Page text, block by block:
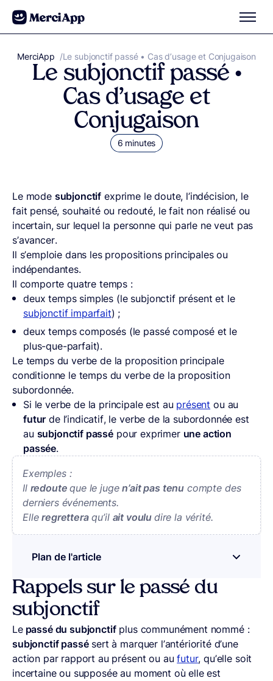
Aller au contenu
MerciApp correcteur orthographe
/Le subjonctif passé • Cas d’usage et Conjugaison
Le subjonctif passé •
Cas d’usage et
Conjugaison
6 minutes
Le mode subjonctif exprime le doute, l’indécision, le
fait pensé, souhaité ou redouté, le fait non réalisé ou
incertain, sur lequel la personne qui parle ne veut pas
s’avancer.
Il s’emploie dans les propositions principales ou
indépendantes.
Il comporte quatre temps :
deux temps simples (le subjonctif présent et le
subjonctif imparfait) ;
deux temps composés (le passé composé et le
plus-que-parfait).
Le temps du verbe de la proposition principale
conditionne le temps du verbe de la proposition
subordonnée.
Si le verbe de la principale est au présent ou au
futur de l’indicatif, le verbe de la subordonnée est
au subjonctif passépour exprimer une action
passée.
Exemples :
Il redouteque le jugen’ait pas tenu compte des
derniers événements.
Elleregretteraqu’il ait voulu dire la vérité.
Plan de l'article
Rappels sur le passé du
subjonctif
Lepassé du subjonctifplus communément nommé :
subjonctif passésert à marquer l’antériorité d’une
action par rapport au présent ou aufutur, qu’elle soit
incertaine ou supposée au moment où elle est